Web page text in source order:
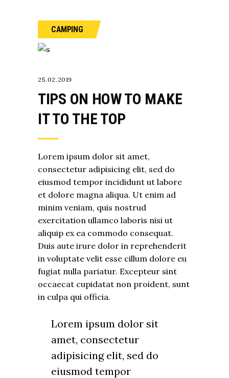
CAMPING
25.02.2019
TIPS ON HOW TO MAKE
IT TO THE TOP
Lorem ipsum dolor sit amet,
consectetur adipisicing elit, sed do
eiusmod tempor incididunt ut labore
et dolore magna aliqua. Ut enim ad
minim veniam, quis nostrud
exercitation ullamco laboris nisi ut
aliquip ex ea commodo consequat.
Duis aute irure dolor in reprehenderit
in voluptate velit esse cillum dolore eu
fugiat nulla pariatur. Excepteur sint
occaecat cupidatat non proident, sunt
in culpa qui officia.
Lorem ipsum dolor sit
amet, consectetur
adipisicing elit, sed do
eiusmod tempor